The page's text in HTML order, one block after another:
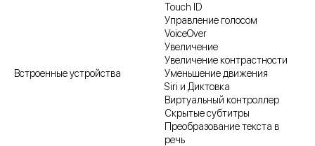
Встроенные устройства
Touch ID
Управление голосом
VoiceOver
Увеличение
Увеличение контрастности
Уменьшение движения
Siri и Диктовка
Виртуальный контроллер
Скрытые субтитры
Преобразование текста в
речь